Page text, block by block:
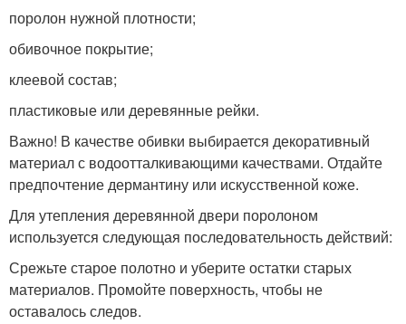
поролон нужной плотности;
обивочное покрытие;
клеевой состав;
пластиковые или деревянные рейки.
Важно! В качестве обивки выбирается декоративный
материал с водоотталкивающими качествами. Отдайте
предпочтение дермантину или искусственной коже.
Для утепления деревянной двери поролоном
используется следующая последовательность действий:
Срежьте старое полотно и уберите остатки старых
материалов. Промойте поверхность, чтобы не
оставалось следов.